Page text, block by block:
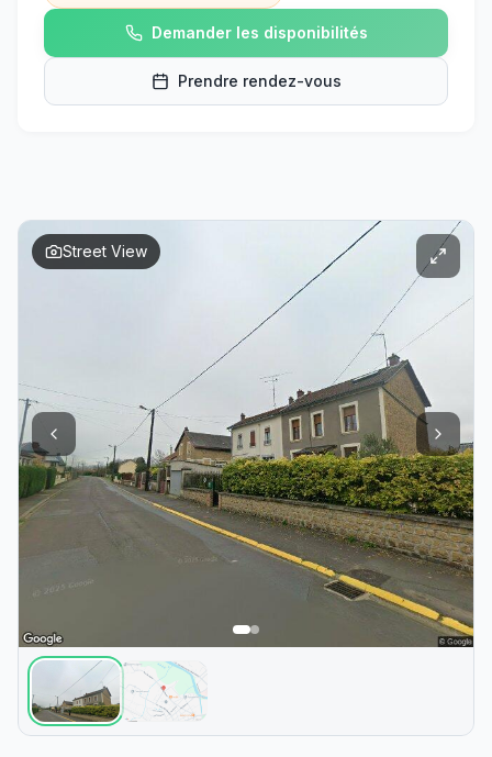
Demander les disponibilités
Prendre rendez-vous
Street View